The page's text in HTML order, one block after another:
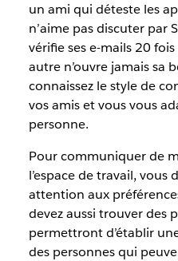
un ami qui déteste les
n’aime pas discuter par
vérifie ses e-mails 20
autre n’ouvre jamais sa
connaissez le style de
vos amis et vous vous
personne.
Pour communiquer de
l’espace de travail, vous
attention aux
devez aussi trouver des
permettront d’établir
des personnes qui